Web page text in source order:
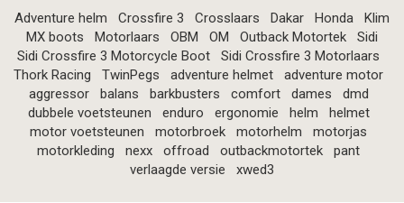
Adventure helm Crossfire 3 Crosslaars Dakar Honda
Klim
MX boots
Motorlaars OBM OM Outback Motortek
Sidi
Sidi Crossfire 3 Motorcycle Boot
Sidi Crossfire 3 Motorlaars
Thork Racing
TwinPegs adventure helmet
adventure motor
aggressor
balans barkbusters comfort dames
dmd
dubbele voetsteunen
enduro ergonomie helm
helmet
motor voetsteunen
motorbroek motorhelm
motorjas
motorkleding
nexx offroad outbackmotortek
pant
verlaagde versie
xwed3